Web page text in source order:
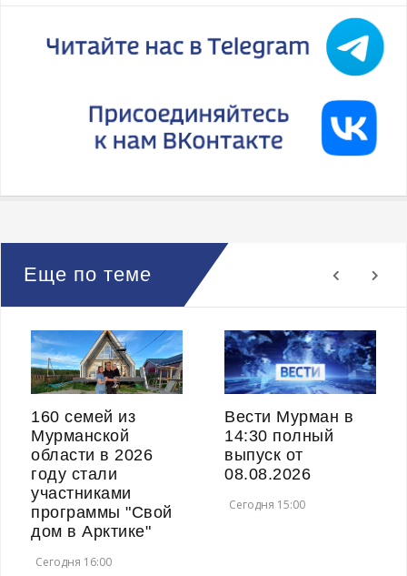
Еще по теме
160 семей из
Мурманской
области в 2026
году стали
участниками
программы "Свой
дом в Арктике"
Сегодня 16:00
Вести Мурман в
14:30 полный
выпуск от
08.08.2026
Сегодня 15:00